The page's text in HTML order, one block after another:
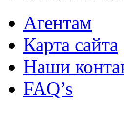
Агентам
Карта сайта
Наши
FAQ’s